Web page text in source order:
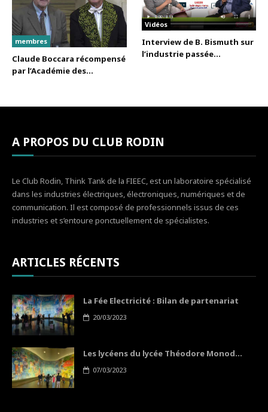
membres
Claude Boccara récompensé
par l’Académie des...
Vidéos
Interview de B. Bismuth sur
l’industrie passée...
A PROPOS DU CLUB RODIN
Le Club Rodin, Think Tank de la FIEEC, est un laboratoire spécialisé
dans les industries électriques, électroniques, numériques et de
communication. Il est composé de professionnels issus de ces
industries et s’entoure ponctuellement de spécialistes.
ARTICLES RÉCENTS
La Fée Electricité : Bilan de partenariat
20/03/2023
Les lycéens du lycée Théodore Monod...
07/03/2023